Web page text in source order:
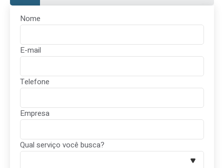
Nome
E-mail
Telefone
Empresa
Qual serviço você busca?